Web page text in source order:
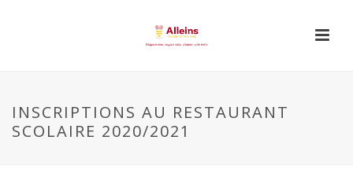
INSCRIPTIONS AU RESTAURANT
SCOLAIRE 2020/2021